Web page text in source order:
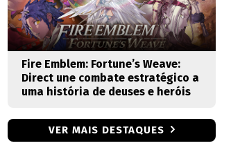
Fire Emblem: Fortune’s Weave:
Direct une combate estratégico a
uma história de deuses e heróis
VER MAIS DESTAQUES